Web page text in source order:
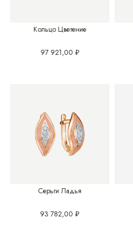
Кольцо Цветение
97 921,00 ₽
Серьги Ладья
93 782,00 ₽